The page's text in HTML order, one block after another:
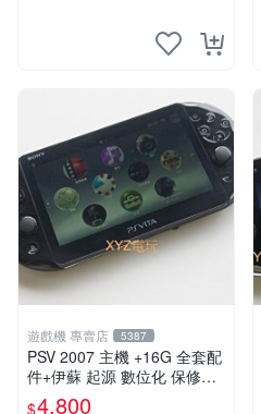
遊戲機 專賣店 5387
PSV 2007 主機 +16G 全套配
件+伊蘇 起源 數位化 保修一
年 品質有保障
$4,800